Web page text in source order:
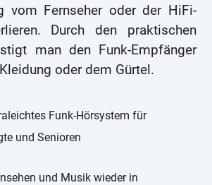
vom Fernseher oder der HiFi-
Durch den praktischen
man den Funk-Empfänger
oder dem Gürtel.
Funk-Hörsystem für
und Senioren
und Musik wieder in